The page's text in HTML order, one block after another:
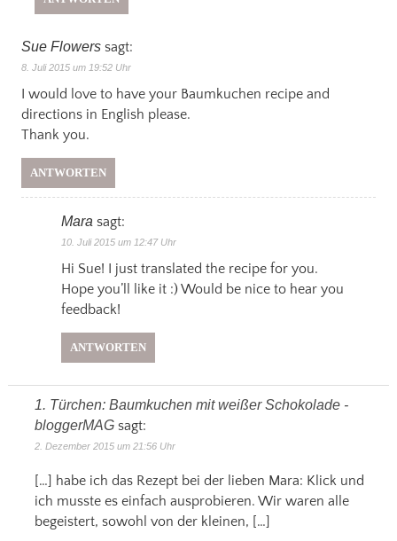
Sue Flowers sagt:
8. Juli 2015 um 19:52 Uhr
I would love to have your Baumkuchen recipe and
directions in English please.
Thank you.
ANTWORTEN
Mara sagt:
10. Juli 2015 um 12:47 Uhr
Hi Sue! I just translated the recipe for you.
Hope you’ll like it :) Would be nice to hear you
feedback!
ANTWORTEN
1. Türchen: Baumkuchen mit weißer Schokolade -
bloggerMAG sagt:
2. Dezember 2015 um 21:56 Uhr
[…] habe ich das Rezept bei der lieben Mara: Klick und
ich musste es einfach ausprobieren. Wir waren alle
begeistert, sowohl von der kleinen, […]